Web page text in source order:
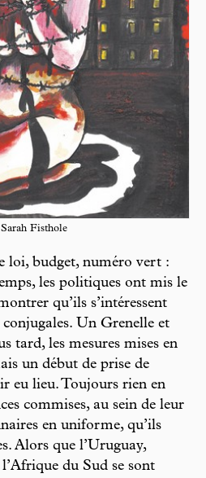
Fisthole
loi, budget, numéro vert :
les politiques ont mis le
qu’ils s’intéressent
conjugales. Un Grenelle et
tard, les mesures mises en
un début de prise de
eu lieu. Toujours rien en
commises, au sein de leur
en uniforme, qu’ils
Alors que l’Uruguay,
du Sud se sont